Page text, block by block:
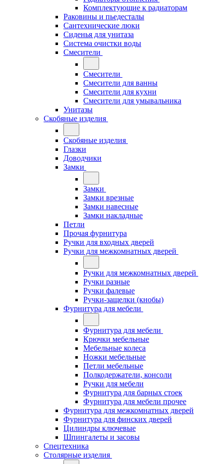
Комплектующие к радиаторам
Раковины и пьедесталы
Сантехнические люки
Сиденья для унитаза
Система очистки воды
Смесители
Смесители
Смесители для ванны
Смесители для кухни
Смесители для умывальника
Унитазы
Скобяные изделия
Скобяные изделия
Глазки
Доводчики
Замки
Замки
Замки врезные
Замки навесные
Замки накладные
Петли
Прочая фурнитура
Ручки для входных дверей
Ручки для межкомнатных дверей
Ручки для межкомнатных дверей
Ручки разные
Ручки фалевые
Ручки-защелки (кнобы)
Фурнитура для мебели
Фурнитура для мебели
Крючки мебельные
Мебельные колеса
Ножки мебельные
Петли мебельные
Полкодержатели, консоли
Ручки для мебели
Фурнитура для барных стоек
Фурнитура для мебели прочее
Фурнитура для межкомнатных дверей
Фурнитура для финских дверей
Цилиндры ключевые
Шпингалеты и засовы
Спецтехника
Столярные изделия